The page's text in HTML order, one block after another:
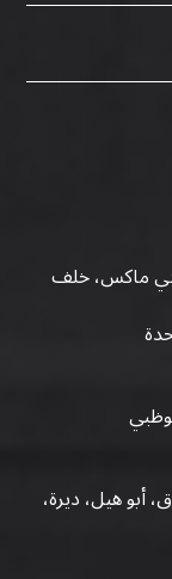
سيتي ماكس، خلف
أبو هيل، ديرة،